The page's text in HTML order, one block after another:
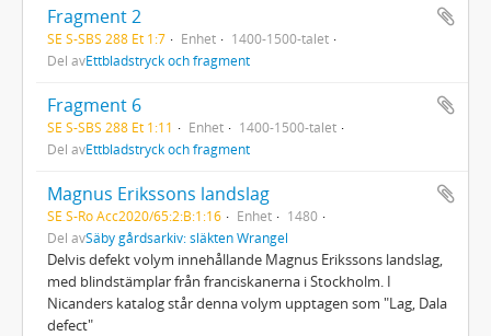
Fragment 2
SE S-SBS 288 Et 1:7 Enhet
1400-1500-talet
Del avEttbladstryck och fragment
Fragment 6
SE S-SBS 288 Et 1:11 Enhet
1400-1500-talet
Del avEttbladstryck och fragment
Magnus Erikssons landslag
SE S-Ro Acc2020/65:2:B:1:16 Enhet
1480
Del avSäby gårdsarkiv: släkten Wrangel
Delvis defekt volym innehållande Magnus Erikssons landslag,
med blindstämplar från franciskanerna i Stockholm. I
Nicanders katalog står denna volym upptagen som "Lag, Dala
defect"